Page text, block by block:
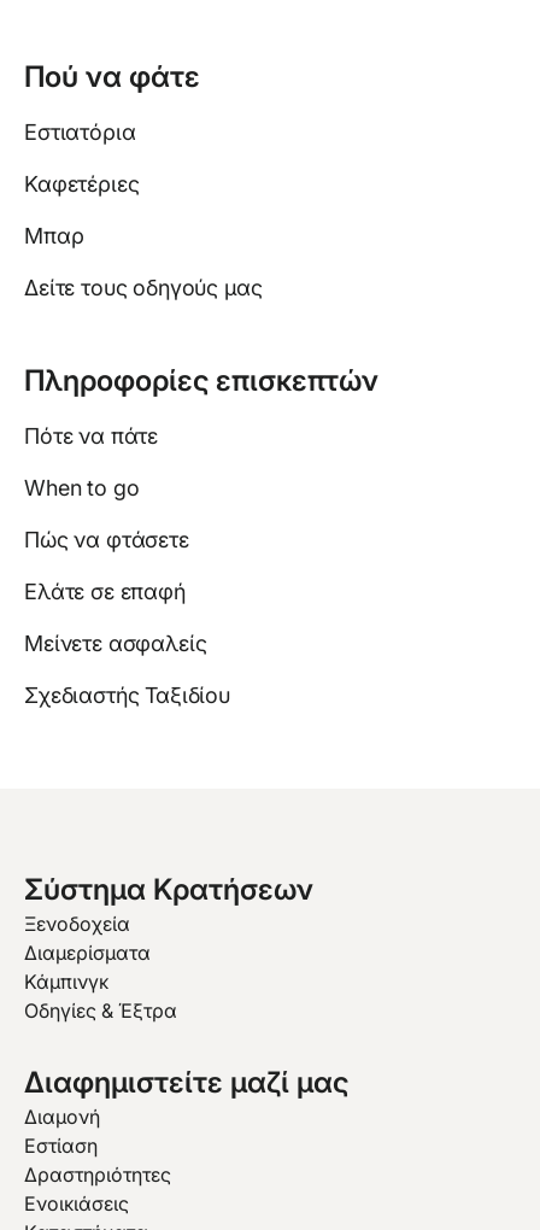
Πού να φάτε
Εστιατόρια
Καφετέριες
Μπαρ
Δείτε τους οδηγούς μας
Πληροφορίες επισκεπτών
Πότε να πάτε
When to go
Πώς να φτάσετε
Ελάτε σε επαφή
Μείνετε ασφαλείς
Σχεδιαστής Ταξιδίου
Σύστημα Κρατήσεων
Ξενοδοχεία
Διαμερίσματα
Κάμπινγκ
Οδηγίες & Έξτρα
Διαφημιστείτε μαζί μας
Διαμονή
Εστίαση
Δραστηριότητες
Ενοικιάσεις